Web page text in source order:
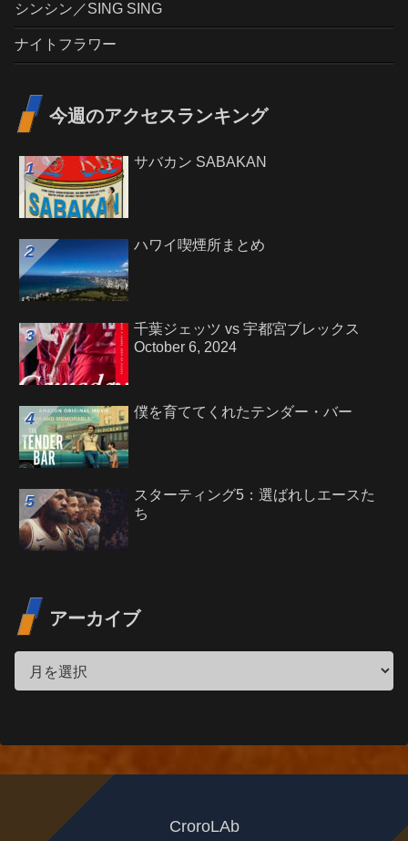
シンシン／SING SING
ナイトフラワー
今週のアクセスランキング
サバカン SABAKAN
ハワイ喫煙所まとめ
千葉ジェッツ vs 宇都宮ブレックス
October 6, 2024
僕を育ててくれたテンダー・バー
スターティング5：選ばれしエースた
ち
アーカイブ
CroroLAb